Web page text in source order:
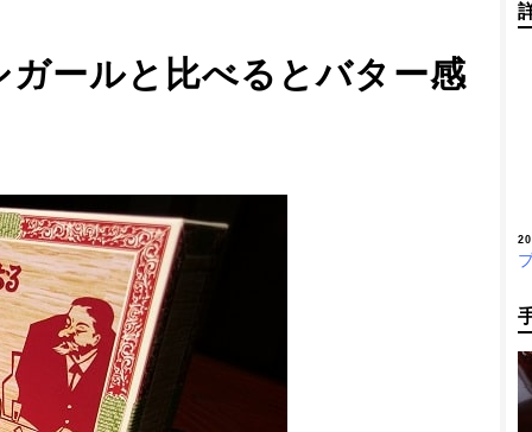
ールと比べるとバター感